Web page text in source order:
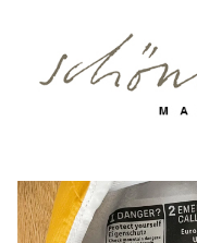
Reiseziele
Genuss